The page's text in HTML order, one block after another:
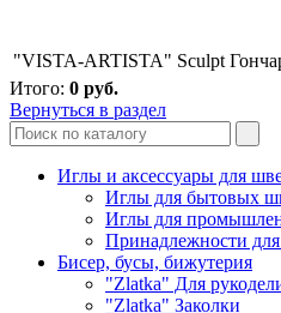
"VISTA-ARTISTA" Sculpt
Итого: 0 руб.
Вернуться в раздел
Иглы и аксессуары для
Иглы для бытовых
Иглы для
Принадлежности
Бисер, бусы, бижутерия
"Zlatka" Для
"Zlatka" Заколки